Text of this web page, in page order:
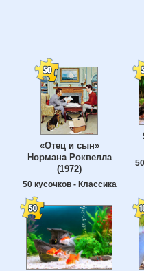
«Отец и сын»
Нормана Роквелла
(1972)
50 кусочков - Классика